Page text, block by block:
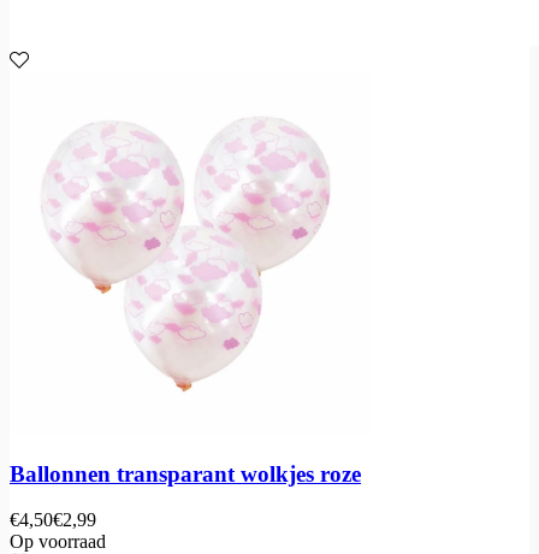
Ballonnen transparant wolkjes roze
€4,50€2,99
Op voorraad